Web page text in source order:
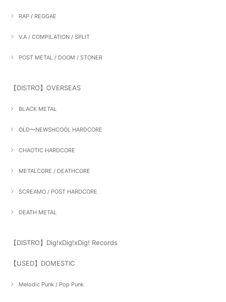
RAP / REGGAE
V.A / COMPILATION / SPLIT
POST METAL / DOOM / STONER
【DISTRO】OVERSEAS
BLACK METAL
OLD〜NEWSHCOOL HARDCORE
CHAOTIC HARDCORE
METALCORE / DEATHCORE
SCREAMO / POST HARDCORE
DEATH METAL
【DISTRO】Dig!xDig!xDig! Records
【USED】DOMESTIC
Melodic Punk / Pop Punk